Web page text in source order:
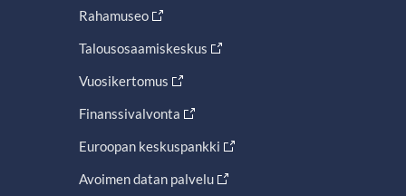
Rahamuseo
Talousosaamiskeskus
Vuosikertomus
Finanssivalvonta
Euroopan keskuspankki
Avoimen datan palvelu